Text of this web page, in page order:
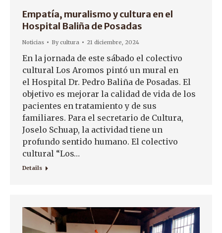
Empatía, muralismo y cultura en el
Hospital Baliña de Posadas
Noticias Bycultura 21 diciembre, 2024
En la jornada de este sábado el colectivo
cultural Los Aromos pintó un mural en
el Hospital Dr. Pedro Baliña de Posadas. El
objetivo es mejorar la calidad de vida de los
pacientes en tratamiento y de sus
familiares. Para el secretario de Cultura,
Joselo Schuap, la actividad tiene un
profundo sentido humano. El colectivo
cultural “Los…
Details